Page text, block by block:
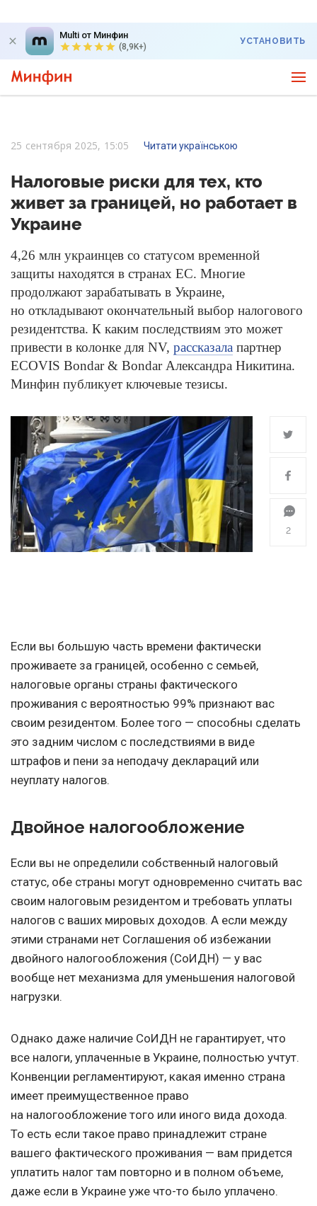
Multi от Минфин
(8,9K+)
УСТАНОВИТЬ
25 сентября 2025, 15:05 Читати українською
Налоговые риски для тех, кто
живет за границей, но работает в
Украине
4,26 млн украинцев со статусом временной
защиты находятся в странах ЕС. Многие
продолжают зарабатывать в Украине,
но откладывают окончательный выбор налогового
резидентства. К каким последствиям это может
привести в колонке для NV, рассказала партнер
ECOVIS Bondar & Bondar Александра Никитина.
Минфин публикует ключевые тезисы.
2
Если вы большую часть времени фактически
проживаете за границей, особенно с семьей,
налоговые органы страны фактического
проживания с вероятностью 99% признают вас
своим резидентом. Более того — способны сделать
это задним числом с последствиями в виде
штрафов и пени за неподачу деклараций или
неуплату налогов.
Двойное налогообложение
Если вы не определили собственный налоговый
статус, обе страны могут одновременно считать вас
своим налоговым резидентом и требовать уплаты
налогов с ваших мировых доходов. А если между
этими странами нет Соглашения об избежании
двойного налогообложения (СоИДН) — у вас
вообще нет механизма для уменьшения налоговой
нагрузки.
Однако даже наличие СоИДН не гарантирует, что
все налоги, уплаченные в Украине, полностью учтут.
Конвенции регламентируют, какая именно страна
имеет преимущественное право
на налогообложение того или иного вида дохода.
То есть если такое право принадлежит стране
вашего фактического проживания — вам придется
уплатить налог там повторно и в полном объеме,
даже если в Украине уже что-то было уплачено.